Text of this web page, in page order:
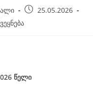
Post 25.05.2026
წელი